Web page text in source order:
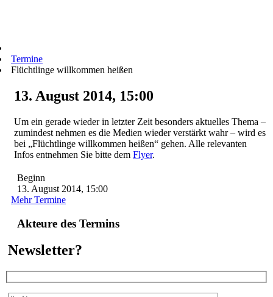
Termine
Flüchtlinge willkommen heißen
13. August 2014, 15:00
Um ein gerade wieder in letzter Zeit besonders aktuelles Thema –
zumindest nehmen es die Medien wieder verstärkt wahr – wird es
bei „Flüchtlinge willkommen heißen“ gehen. Alle relevanten
Infos entnehmen Sie bitte dem Flyer.
Beginn
13. August 2014, 15:00
Mehr Termine
Akteure des Termins
Newsletter?